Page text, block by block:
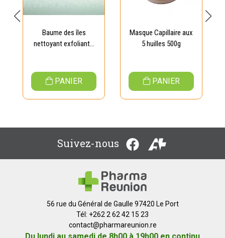
Baume des îles
nettoyant exfoliant...
PANIER
Masque Capillaire aux
5 huilles 500g
PANIER
Suivez-nous
56 rue du Général de Gaulle 97420 Le Port
Tél: +262 2 62 42 15 23
contact@pharmareunion.re